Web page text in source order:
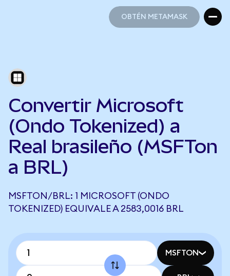
OBTÉN METAMASK
Convertir Microsoft
(Ondo Tokenized) a
Real brasileño (MSFTon
a BRL)
MSFTON/BRL: 1 MICROSOFT (ONDO
TOKENIZED) EQUIVALE A 2583,0016 BRL
MSFTON